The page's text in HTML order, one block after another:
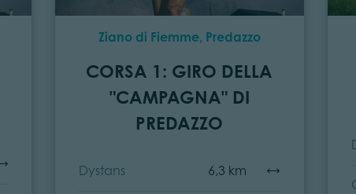
Ziano di Fiemme, Predazzo
CORSA 1: GIRO DELLA
"CAMPAGNA" DI
PREDAZZO
Dystans 6,3 km